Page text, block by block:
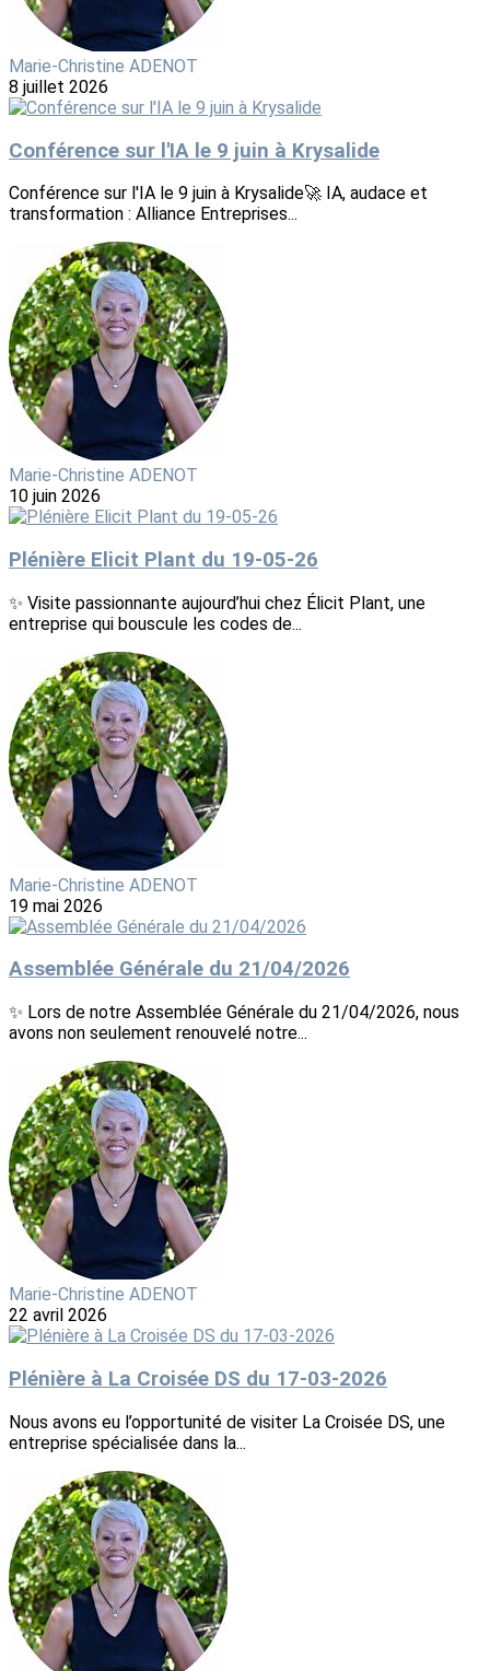
Marie-Christine ADENOT
8 juillet 2026
Conférence sur l'IA le 9 juin à Krysalide
Conférence sur l'IA le 9 juin à Krysalide🚀 IA, audace et
transformation : Alliance Entreprises...
Marie-Christine ADENOT
10 juin 2026
Plénière Elicit Plant du 19-05-26
✨ Visite passionnante aujourd’hui chez Élicit Plant, une
entreprise qui bouscule les codes de...
Marie-Christine ADENOT
19 mai 2026
Assemblée Générale du 21/04/2026
✨ Lors de notre Assemblée Générale du 21/04/2026, nous
avons non seulement renouvelé notre...
Marie-Christine ADENOT
22 avril 2026
Plénière à La Croisée DS du 17-03-2026
Nous avons eu l’opportunité de visiter La Croisée DS, une
entreprise spécialisée dans la...